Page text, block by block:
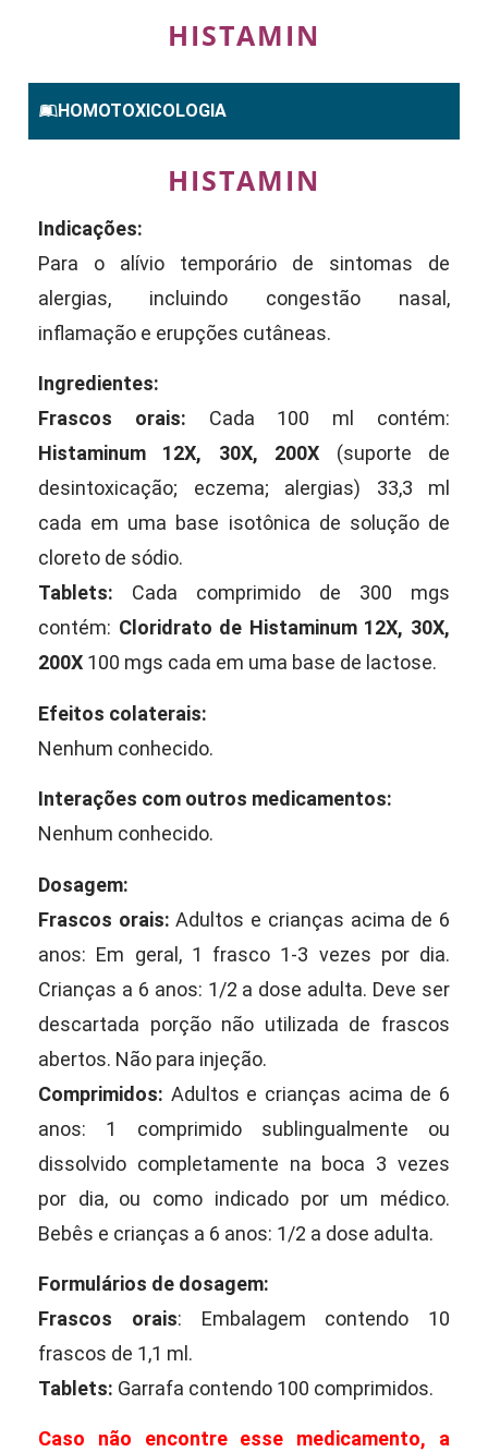
HISTAMIN
HOMOTOXICOLOGIA
HISTAMIN
Indicações:
Para o alívio temporário de sintomas de
alergias, incluindo congestão nasal,
inflamação e erupções cutâneas.
Ingredientes:
Frascos orais: Cada 100 ml contém:
Histaminum 12X, 30X, 200X (suporte de
desintoxicação; eczema; alergias) 33,3 ml
cada em uma base isotônica de solução de
cloreto de sódio.
Tablets: Cada comprimido de 300 mgs
contém: Cloridrato de Histaminum 12X, 30X,
200X 100 mgs cada em uma base de lactose.
Efeitos colaterais:
Nenhum conhecido.
Interações com outros medicamentos:
Nenhum conhecido.
Dosagem:
Frascos orais: Adultos e crianças acima de 6
anos: Em geral, 1 frasco 1-3 vezes por dia.
Crianças a 6 anos: 1/2 a dose adulta. Deve ser
descartada porção não utilizada de frascos
abertos. Não para injeção.
Comprimidos: Adultos e crianças acima de 6
anos: 1 comprimido sublingualmente ou
dissolvido completamente na boca 3 vezes
por dia, ou como indicado por um médico.
Bebês e crianças a 6 anos: 1/2 a dose adulta.
Formulários de dosagem:
Frascos orais: Embalagem contendo 10
frascos de 1,1 ml.
Tablets: Garrafa contendo 100 comprimidos.
Caso não encontre esse medicamento, a